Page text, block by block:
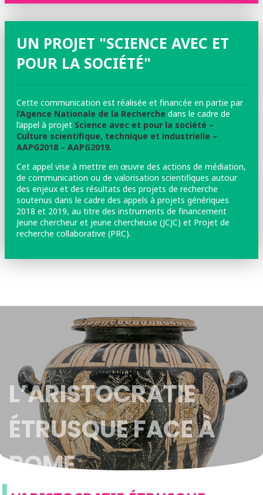
UN PROJET "SCIENCE AVEC ET
POUR LA SOCIÉTÉ"
Cette communication est réalisée et financée en partie par
l’Agence Nationale de la Recherche dans le cadre de
l’appel à projet Science avec et pour la société –
Culture scientifique, technique et industrielle –
AAPG2018 – AAPG2019.
Cet appel vise à mettre en œuvre des actions de médiation,
de communication ou de valorisation scientifiques autour
des enjeux et des résultats des projets de recherche
soutenus dans le cadre des appels à projets génériques
2018 et 2019, au titre des instruments de financement
Jeune chercheur et jeune chercheuse (JCJC) et Projet de
recherche collaborative (PRC).
L’ARISTOCRATIE
ÉTRUSQUE FACE À
ROME